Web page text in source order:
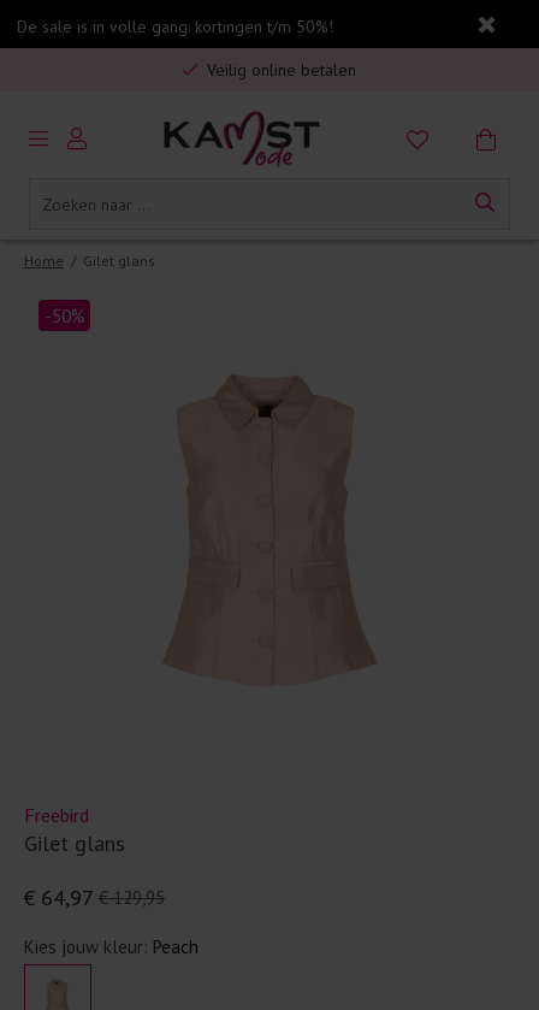
De sale is in volle gang: kortingen t/m 50%!
Gratis verzending in Nederland vanaf €75,-
Veilig online betalen
5% spaarbonus op jouw aankoop
Gratis verzending in Nederland vanaf €75,-
Home / Gilet glans
-50%
Freebird
Gilet glans
€ 129,95
€ 64,97
Kies jouw kleur: Peach